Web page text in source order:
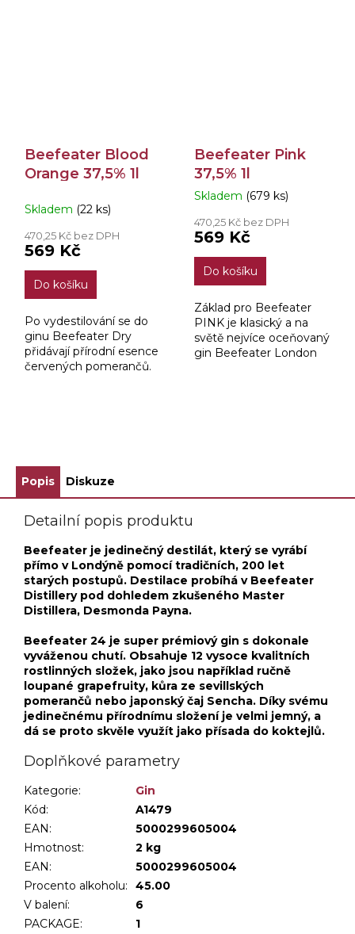
Beefeater Blood
Orange 37,5% 1l
Skladem (22 ks)
470,25 Kč bez DPH
569 Kč
Do košíku
Po vydestilování se do
ginu Beefeater Dry
přidávají přírodní esence
červených pomerančů.
Beefeater Pink
37,5% 1l
Průměrné
produktu
je
5,0
5
hvězdiček.
Skladem (679 ks)
470,25 Kč bez DPH
569 Kč
Do košíku
Základ pro Beefeater
PINK je klasický a na
světě nejvíce oceňovaný
gin Beefeater London
Popis Diskuze
Detailní popis produktu
Beefeater je jedinečný destilát, který se vyrábí
přímo v Londýně pomocí tradičních, 200 let
starých postupů. Destilace probíhá v Beefeater
Distillery pod dohledem zkušeného Master
Distillera, Desmonda Payna.
Beefeater 24 je super prémiový gin s dokonale
vyváženou chutí. Obsahuje 12 vysoce kvalitních
rostlinných složek, jako jsou například ručně
loupané grapefruity, kůra ze sevillských
pomerančů nebo japonský čaj Sencha. Díky svému
jedinečnému přírodnímu složení je velmi jemný, a
dá se proto skvěle využít jako přísada do koktejlů.
Doplňkové parametry
Kategorie:
Gin
Kód:
A1479
EAN:
5000299605004
Hmotnost:
2 kg
EAN:
5000299605004
Procento alkoholu:
45.00
V balení:
6
PACKAGE:
1